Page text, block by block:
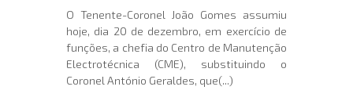
O Tenente-Coronel João Gomes assumiu
hoje, dia 20 de dezembro, em exercício de
funções, a chefia do Centro de Manutenção
Electrotécnica (CME), substituindo o
Coronel António Geraldes, que(...)